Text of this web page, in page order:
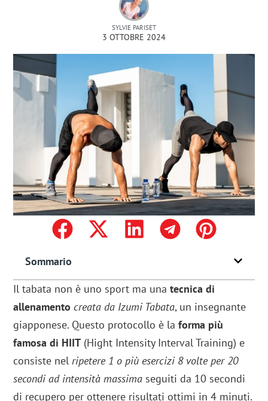
SYLVIE PARISET
3 OTTOBRE 2024
Sommario
Il tabata non è uno sport ma una tecnica di
allenamento creata da Izumi Tabata, un insegnante
giapponese. Questo protocollo è laforma più
famosa di HIIT (Hight Intensity Interval Training) e
consiste nelripetere 1 o più esercizi 8 volte per 20
secondi ad intensità massima seguiti da 10 secondi
di recupero per ottenere risultati ottimi in 4 minuti.